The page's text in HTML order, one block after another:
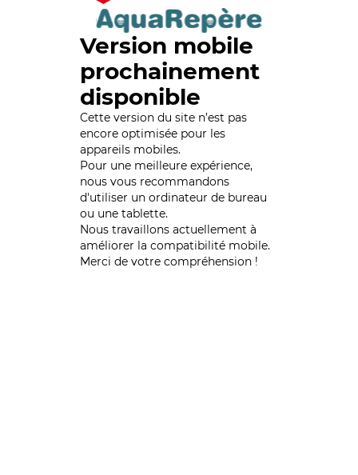
Version mobile
prochainement
disponible
Cette version du site n’est pas
encore optimisée pour les
appareils mobiles.
Pour une meilleure expérience,
nous vous recommandons
d'utiliser un ordinateur de bureau
ou une tablette.
Nous travaillons actuellement à
améliorer la compatibilité mobile.
Merci de votre compréhension !